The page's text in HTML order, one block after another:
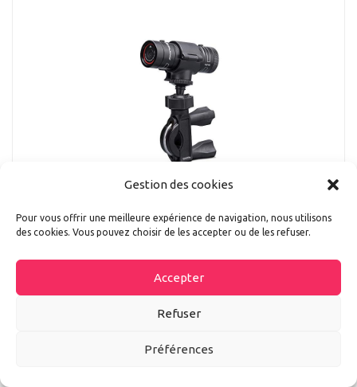
Gestion des cookies
Pour vous offrir une meilleure expérience de navigation, nous utilisons
des cookies. Vous pouvez choisir de les accepter ou de les refuser.
Accepter
Refuser
Préférences
Midland Bike Guardian Dash Cam Camera,
Enregistrement du Cycle, Grand Angle 120°,
Résistant à La Pluie, avec Support pour Guidon